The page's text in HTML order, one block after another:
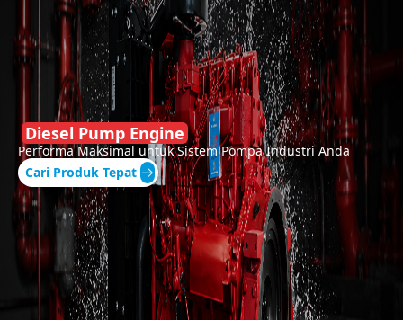
Diesel Pump Engine
Performa Maksimal untuk Sistem Pompa Industri Anda
Cari Produk Tepat
Tidak Ya